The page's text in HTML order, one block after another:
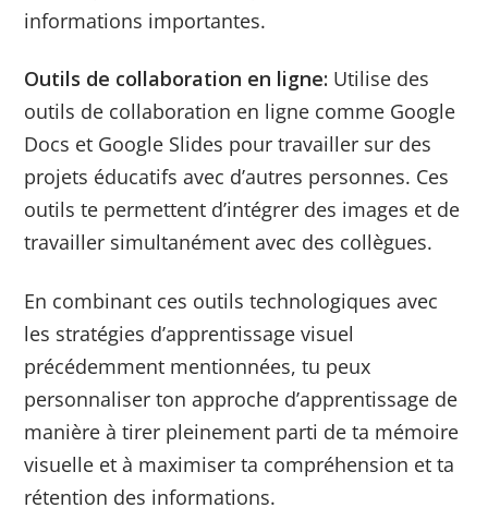
informations importantes.
Outils de collaboration en ligne: Utilise des
outils de collaboration en ligne comme Google
Docs et Google Slides pour travailler sur des
projets éducatifs avec d’autres personnes. Ces
outils te permettent d’intégrer des images et de
travailler simultanément avec des collègues.
En combinant ces outils technologiques avec
les stratégies d’apprentissage visuel
précédemment mentionnées, tu peux
personnaliser ton approche d’apprentissage de
manière à tirer pleinement parti de ta mémoire
visuelle et à maximiser ta compréhension et ta
rétention des informations.